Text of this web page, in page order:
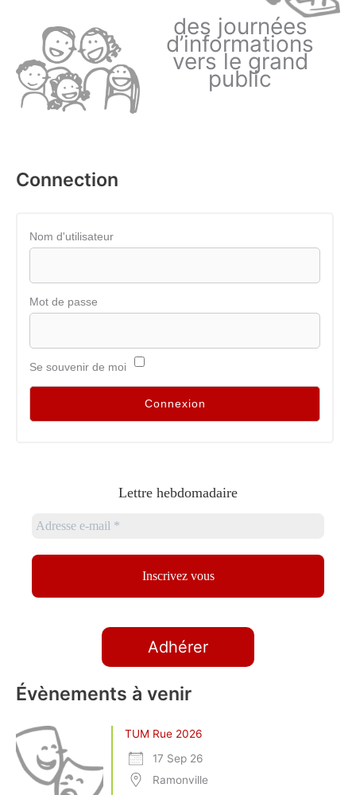
des journées
d’informations
vers le grand
public
Connection
Nom d'utilisateur
Mot de passe
Se souvenir de moi
Lettre hebdomadaire
Adhérer
Évènements à venir
TUM Rue 2026
17 Sep 26
Ramonville